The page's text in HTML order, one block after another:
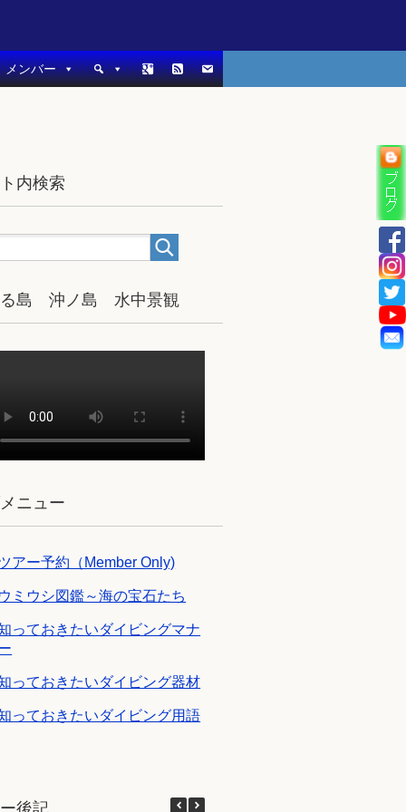
メンバー
内検索
る島 沖ノ島 水中景観
ニュー
アー予約（Member Only)
ウミウシ図鑑～海の宝石たち
っておきたいダイビングマナ
っておきたいダイビング器材
っておきたいダイビング用語